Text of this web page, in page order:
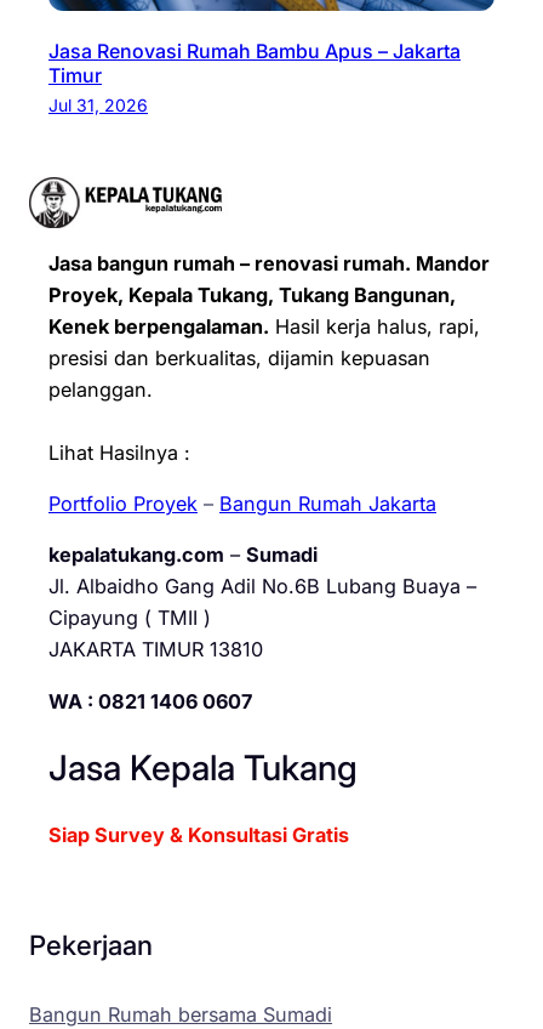
Jasa Renovasi Rumah Bambu Apus – Jakarta
Timur
Jul 31, 2026
Jasa bangun rumah – renovasi rumah. Mandor
Proyek, Kepala Tukang, Tukang Bangunan,
Kenek berpengalaman. Hasil kerja halus, rapi,
presisi dan berkualitas, dijamin kepuasan
pelanggan.
Lihat Hasilnya :
Portfolio Proyek – Bangun Rumah Jakarta
kepalatukang.com – Sumadi
Jl. Albaidho Gang Adil No.6B Lubang Buaya –
Cipayung ( TMII )
JAKARTA TIMUR 13810
WA : 0821 1406 0607
Jasa Kepala Tukang
Siap Survey & Konsultasi Gratis
Pekerjaan
Bangun Rumah bersama Sumadi